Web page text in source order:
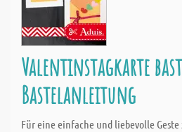
Valentinstagkarte
Bastelanleitung
Für eine einfache und liebevolle